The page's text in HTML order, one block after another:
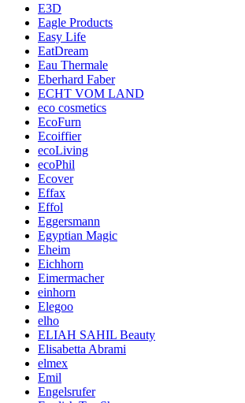
E3D
Eagle Products
Easy Life
EatDream
Eau Thermale
Eberhard Faber
ECHT VOM LAND
eco cosmetics
EcoFurn
Ecoiffier
ecoLiving
ecoPhil
Ecover
Effax
Effol
Eggersmann
Egyptian Magic
Eheim
Eichhorn
Eimermacher
einhorn
Elegoo
elho
ELIAH SAHIL Beauty
Elisabetta Abrami
elmex
Emil
Engelsrufer